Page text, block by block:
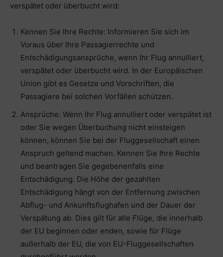
verspätet oder überbucht wird:
Kennen Sie Ihre Rechte: Informieren Sie sich im
Voraus über Ihre Passagierrechte und
Entschädigungsansprüche, wenn Ihr Flug annulliert,
verspätet oder überbucht wird. In der Europäischen
Union gibt es Gesetze und Vorschriften, die
Passagiere bei solchen Vorfällen schützen.
Ansprüche: Wenn Ihr Flug annulliert oder verspätet ist
oder Sie wegen Überbuchung nicht einsteigen
können, können Sie bei der Fluggesellschaft einen
Anspruch geltend machen. Kennen Sie Ihre Rechte
und beantragen Sie gegebenenfalls eine
Entschädigung. Die Höhe der gezahlten
Entschädigung hängt von der Entfernung zwischen
Abflug- und Ankunftsflughafen und der Dauer der
Verspätung ab. Dies gilt für alle Flüge, die innerhalb
der EU beginnen oder enden, sowie für Flüge
außerhalb der EU, die von EU-Fluggesellschaften